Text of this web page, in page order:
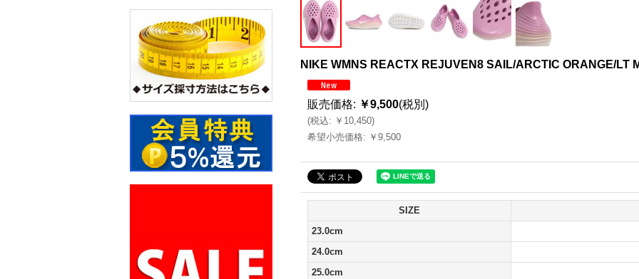
NIKE WMNS REACTX REJUVEN8 SAIL/ARCTIC ORANGE/LT
販売価格: ￥9,500(税別)
(税込: ￥10,450)
希望小売価格: ￥9,500
SIZE
23.0cm
24.0cm
25.0cm